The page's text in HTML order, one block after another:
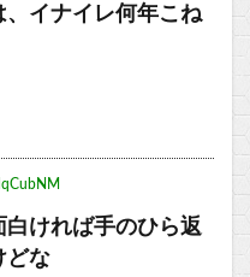
イナイレ何年こね
白ければ手のひら返
どな